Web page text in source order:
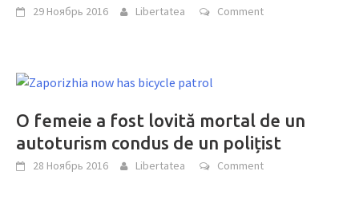
29 Ноябрь 2016 Libertatea Comment
O femeie a fost lovită mortal de un
autoturism condus de un polițist
28 Ноябрь 2016 Libertatea Comment